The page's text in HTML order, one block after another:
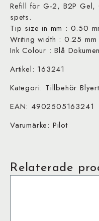
Refill för G-2, B2P Gel,
spets.
Tip size in mm : 0.50
Writing width : 0.25 mm
Ink Colour : Blå
Artikel: 163241
Kategori: Tillbehör
EAN: 4902505163241
Varumärke: Pilot
Relaterade